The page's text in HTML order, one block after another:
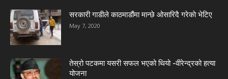
सरकारी गाडीले काठमाडौंमा मान्छे ओसारिदै गरेकाे भेटिए
May 7, 2020
तेस्रो पटकमा यसरी सफल भएको थियो -वीरेन्द्रको हत्या
योजना